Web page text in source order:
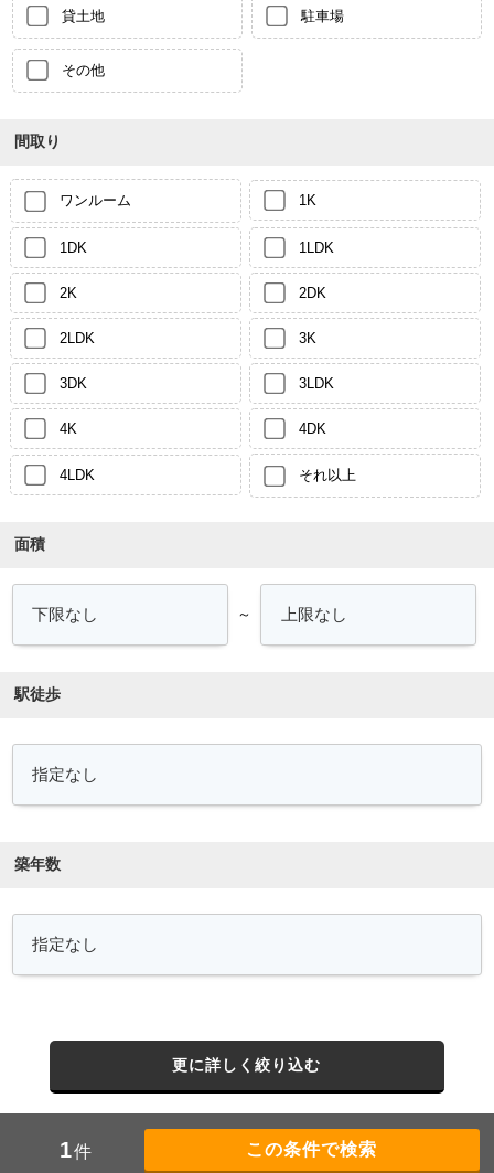
貸土地 駐車場
その他
間取り
ワンルーム 1K
1DK 1LDK
2K 2DK
2LDK 3K
3DK 3LDK
4K 4DK
4LDK それ以上
面積
～
駅徒歩
築年数
更に詳しく絞り込む
1件